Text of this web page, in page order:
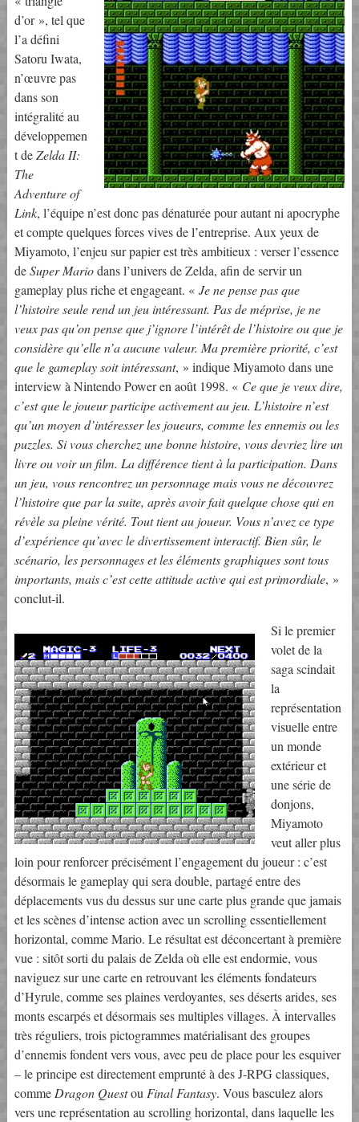
d’or », tel que
l’a défini
Satoru Iwata,
n’œuvre pas
dans son
intégralité au
développemen
t deZelda II:
The
Adventure of
Link, l’équipe n’est donc pas dénaturée pour autant ni apocryphe
et compte quelques forces vives de l’entreprise. Aux yeux de
Miyamoto, l’enjeu sur papier est très ambitieux : verser l’essence
deSuper Mariodans l’univers de Zelda, afin de servir un
gameplay plus riche et engageant. « Je ne pense pas que
l’histoire seule rend un jeu intéressant. Pas de méprise, je ne
veux pas qu’on pense que j’ignore l’intérêt de l’histoire ou que je
considère qu’elle n’a aucune valeur. Ma première priorité, c’est
que le gameplay soit intéressant, » indique Miyamoto dans une
interview à Nintendo Power en août 1998. « Ce que je veux dire,
c’est que le joueur participe activement au jeu. L’histoire n’est
qu’un moyen d’intéresser les joueurs, comme les ennemis ou les
puzzles. Si vous cherchez une bonne histoire, vous devriez lire un
livre ou voir un film. La différence tient à la participation. Dans
un jeu, vous rencontrez un personnage mais vous ne découvrez
l’histoire que par la suite, après avoir fait quelque chose qui en
révèle sa pleine vérité. Tout tient au joueur. Vous n’avez ce type
d’expérience qu’avec le divertissement interactif. Bien sûr, le
scénario, les personnages et les éléments graphiques sont tous
importants, mais c’est cette attitude active qui est primordiale, »
conclut-il.
Si le premier
volet de la
saga scindait
la
représentation
visuelle entre
un monde
extérieur et
une série de
donjons,
Miyamoto
veut aller plus
loin pour renforcer précisément l’engagement du joueur : c’est
désormais le gameplay qui sera double, partagé entre des
déplacements vus du dessus sur une carte plus grande que jamais
et les scènes d’intense action avec un scrolling essentiellement
horizontal, comme Mario. Le résultat est déconcertant à première
vue : sitôt sorti du palais de Zelda où elle est endormie, vous
naviguez sur une carte en retrouvant les éléments fondateurs
d’Hyrule, comme ses plaines verdoyantes, ses déserts arides, ses
monts escarpés et désormais ses multiples villages. À intervalles
très réguliers, trois pictogrammes matérialisant des groupes
d’ennemis fondent vers vous, avec peu de place pour les esquiver
– le principe est directement emprunté à des J-RPG classiques,
commeDragon QuestouFinal Fantasy. Vous basculez alors
vers une représentation au scrolling horizontal, dans laquelle les